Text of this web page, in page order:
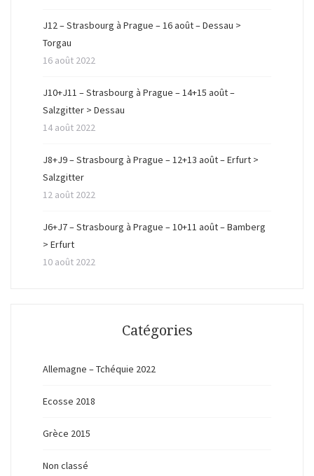
J12 – Strasbourg à Prague – 16 août – Dessau >
Torgau
16 août 2022
J10+J11 – Strasbourg à Prague – 14+15 août –
Salzgitter > Dessau
14 août 2022
J8+J9 – Strasbourg à Prague – 12+13 août – Erfurt >
Salzgitter
12 août 2022
J6+J7 – Strasbourg à Prague – 10+11 août – Bamberg
> Erfurt
10 août 2022
Catégories
Allemagne – Tchéquie 2022
Ecosse 2018
Grèce 2015
Non classé